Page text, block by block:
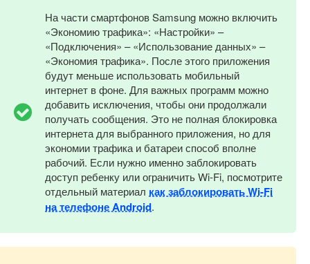
На части смартфонов Samsung можно включить
«Экономию трафика»: «Настройки» –
«Подключения» – «Использование данных» –
«Экономия трафика». После этого приложения
будут меньше использовать мобильный
интернет в фоне. Для важных программ можно
добавить исключения, чтобы они продолжали
получать сообщения. Это не полная блокировка
интернета для выбранного приложения, но для
экономии трафика и батареи способ вполне
рабочий. Если нужно именно заблокировать
доступ ребенку или ограничить Wi-Fi, посмотрите
отдельный материал как заблокировать Wi-Fi
на телефоне Android.